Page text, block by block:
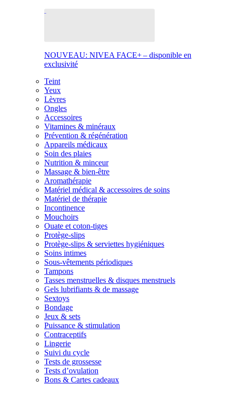
NOUVEAU: NIVEA FACE+ – disponible en
exclusivité
Teint
Yeux
Lèvres
Ongles
Accessoires
Vitamines & minéraux
Prévention & régénération
Appareils médicaux
Soin des plaies
Nutrition & minceur
Massage & bien-être
Aromathérapie
Matériel médical & accessoires de soins
Matériel de thérapie
Incontinence
Mouchoirs
Ouate et coton-tiges
Protège-slips
Protège-slips & serviettes hygiéniques
Soins intimes
Sous-vêtements périodiques
Tampons
Tasses menstruelles & disques menstruels
Gels lubrifiants & de massage
Sextoys
Bondage
Jeux & sets
Puissance & stimulation
Contraceptifs
Lingerie
Suivi du cycle
Tests de grossesse
Tests d’ovulation
Bons & Cartes cadeaux